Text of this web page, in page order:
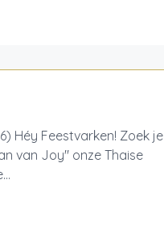
Héy Feestvarken! Zoek je
van Joy" onze Thaise